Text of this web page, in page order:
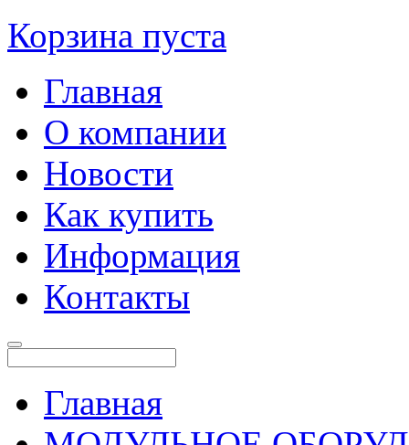
Корзина пуста
Главная
О компании
Новости
Как купить
Информация
Контакты
Главная